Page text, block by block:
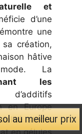
et
d’une
une
création,
hâtive
La
les
en Europe
stricts
79,95 €.
est :
au meilleur prix